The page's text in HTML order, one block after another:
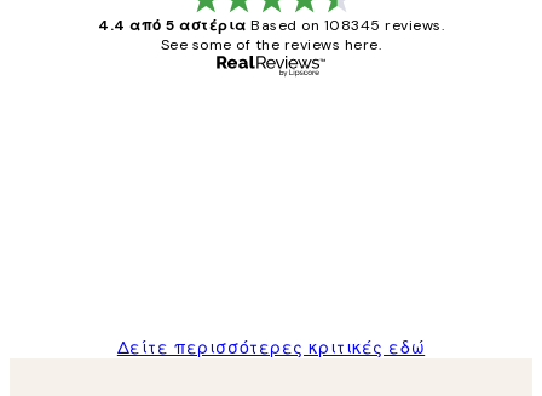
4.4 από 5 αστέρια Based on 108345 reviews.
See some of the reviews here.
Δείτε περισσότερες κριτικές εδώ